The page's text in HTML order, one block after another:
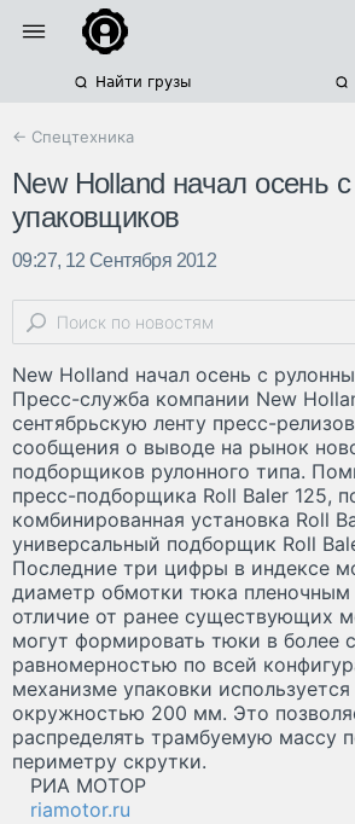
Найти грузы
← Спецтехника
New Holland начал осень
упаковщиков
09:27, 12 Сентября 2012
New Holland начал осень с
Пресс-служба компании New
сентябрьскую ленту пресс-
сообщения о выводе на рынок
подборщиков рулонного типа.
пресс-подборщика Roll Baler 125,
комбинированная установка Roll
универсальный подборщик Roll
Последние три цифры в индексе
диаметр обмотки тюка
отличие от ранее существующих
могут формировать тюки в более
равномерностью по всей
механизме упаковки
окружностью 200 мм. Это
распределять трамбуемую массу
периметру скрутки.
РИА МОТОР
riamotor.ru